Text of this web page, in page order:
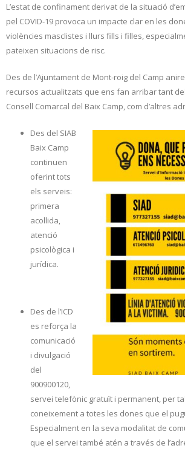
L’estat de confinament derivat de la situació
pel COVID-19 provoca un impacte clar en les
violències masclistes i llurs fills i filles,
pateixen situacions de risc.
Des de l’Ajuntament de Mont-roig del Camp
recursos actualitzats que ens fan arribar tant
Consell Comarcal del Baix Camp, com d’altres
Des del SIAB
Baix Camp
continuen
oferint tots
els serveis:
primera
acollida,
atenció
psicològica i
jurídica.
Des de l’ICD
es reforça la
comunicació
i divulgació
del
900900120,
servei telefònic gratuït i permanent, per
coneixement a totes les dones que el
Especialment en la seva modalitat de
que el servei també atén a través de